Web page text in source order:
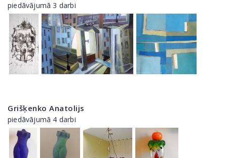
piedāvājumā 3 darbi
Grišķenko Anatolijs
piedāvājumā 4 darbi